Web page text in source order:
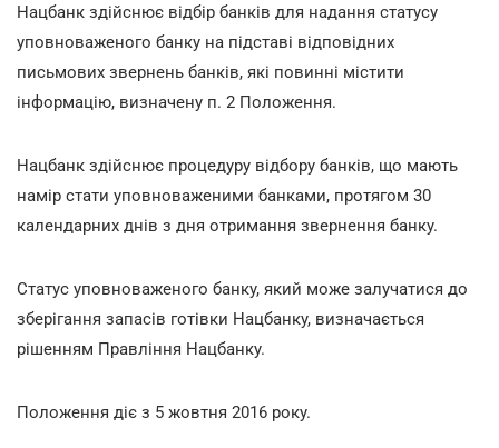
Нацбанк здійснює відбір банків для надання статусу
уповноваженого банку на підставі відповідних
письмових звернень банків, які повинні містити
інформацію, визначену п. 2 Положення.
Нацбанк здійснює процедуру відбору банків, що мають
намір стати уповноваженими банками, протягом 30
календарних днів з дня отримання звернення банку.
Статус уповноваженого банку, який може залучатися до
зберігання запасів готівки Нацбанку, визначається
рішенням Правління Нацбанку.
Положення діє з 5 жовтня 2016 року.